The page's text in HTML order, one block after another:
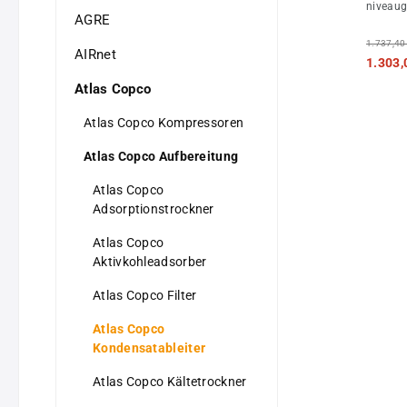
AGRE
AIRnet
Atlas Copco
Atlas Copco Kompressoren
Atlas Copco Aufbereitung
Atlas Copco
Adsorptionstrockner
Atlas Copco
Aktivkohleadsorber
Atlas Copco Filter
Atlas Copco
Kondensatableiter
Atlas Copco Kältetrockner
max.
max.
1.737,40